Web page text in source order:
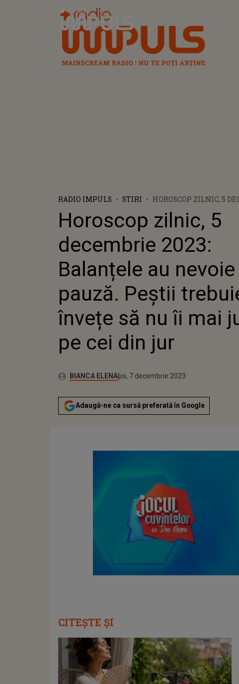
Radio Impuls
RADIO IMPULS STIRI
HOROSCOP ZILNIC, 5
PEȘTII TREBUIE SĂ
MAI JUDECE PE CEI DIN
Horoscop zilnic, 5
decembrie 2023:
Balanțele au
pauză. Peștii
învețe să nu îi mai
pe cei din jur
Autor:BIANCA ELENAPublicat:
luni, 4 decembrie 2023
Actualizat:
joi, 7 decembrie 2023
Adaugă-ne ca sursă preferată în Google
CITEȘTE ȘI